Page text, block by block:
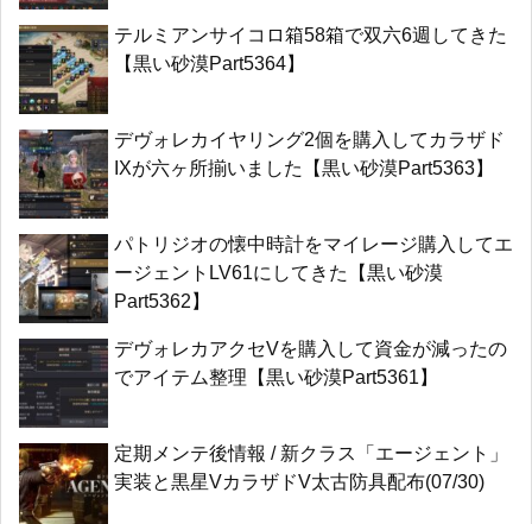
テルミアンサイコロ箱58箱で双六6週してきた
【黒い砂漠Part5364】
デヴォレカイヤリング2個を購入してカラザド
IXが六ヶ所揃いました【黒い砂漠Part5363】
パトリジオの懐中時計をマイレージ購入してエ
ージェントLV61にしてきた【黒い砂漠
Part5362】
デヴォレカアクセVを購入して資金が減ったの
でアイテム整理【黒い砂漠Part5361】
定期メンテ後情報 / 新クラス「エージェント」
実装と黒星VカラザドV太古防具配布(07/30)